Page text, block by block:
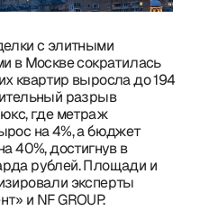
с элитными
в Москве сократилась
квартир выросла до 194
разрыв
где метраж
на 4%, а бюджет
40%, достигнув в
рублей. Площади и
эксперты
и NF GROUP.